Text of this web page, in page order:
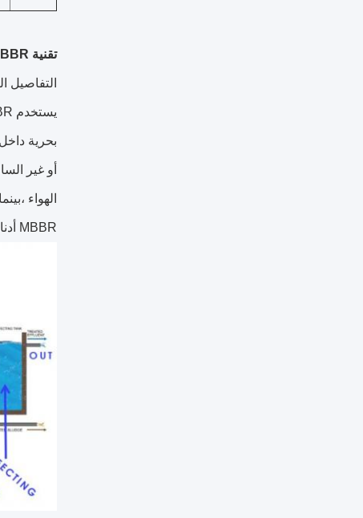
تقنية MBBR
التفاصيل
بحرية
أو غير
MBBR أدناه